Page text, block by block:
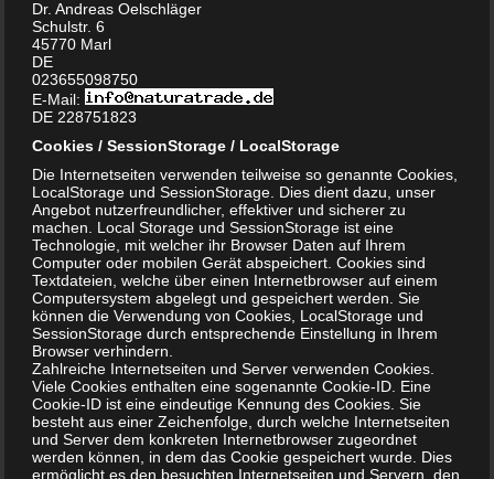
Wasserstoffperoxid 3%: Liquid
PowerGel
zur sicheren, hygienischen Flächenschnellreinigung:
Peressigsäure /
Wasserstoffperoxid Alkohol
Prooxidierender Hygienereiniger
zur hygienischen Flächenreinigung / Oxidation:
Peressigsäure /
Wasserstoffperoxid Alkohol
Pluswaschaktiver
Dr. Andreas Oelschläger
Schulstr. 6
45770 Marl
DE
023655098750
E-Mail:
DE 228751823
Cookies / SessionStorage / LocalStorage
Die Internetseiten verwenden teilweise so genannte Cookies,
LocalStorage und SessionStorage. Dies dient dazu, unser
Angebot nutzerfreundlicher, effektiver und sicherer zu
machen. Local Storage und SessionStorage ist eine
Technologie, mit welcher ihr Browser Daten auf Ihrem
Computer oder mobilen Gerät abspeichert. Cookies sind
Textdateien, welche über einen Internetbrowser auf einem
Computersystem abgelegt und gespeichert werden. Sie
können die Verwendung von Cookies, LocalStorage und
SessionStorage durch entsprechende Einstellung in Ihrem
Browser verhindern.
Zahlreiche Internetseiten und Server verwenden Cookies.
Viele Cookies enthalten eine sogenannte Cookie-ID. Eine
Cookie-ID ist eine eindeutige Kennung des Cookies. Sie
besteht aus einer Zeichenfolge, durch welche Internetseiten
und Server dem konkreten Internetbrowser zugeordnet
werden können, in dem das Cookie gespeichert wurde. Dies
ermöglicht es den besuchten Internetseiten und Servern, den